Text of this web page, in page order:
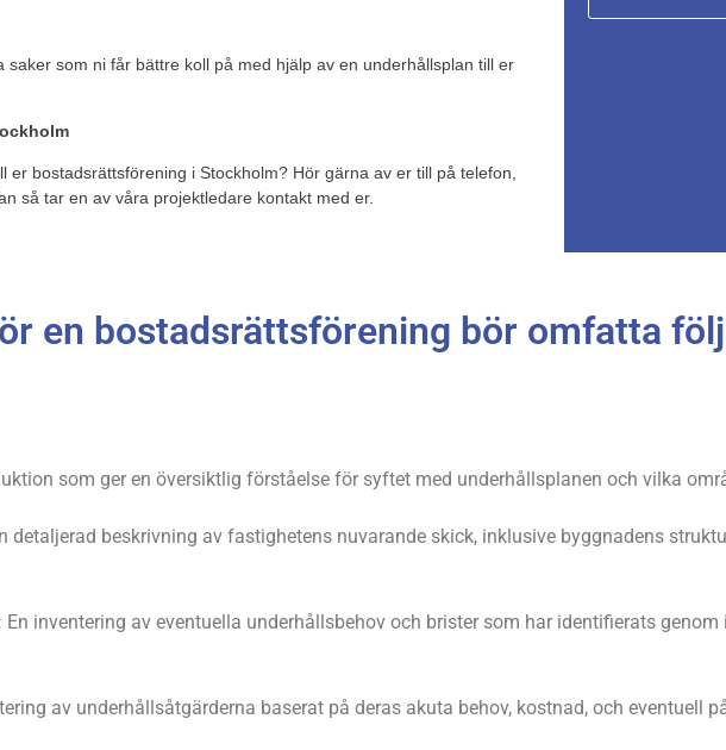
som ni får bättre koll på med hjälp av en underhållsplan till er
er bostadsrättsförening i Stockholm? Hör gärna av er till på telefon,
så tar en av våra projektledare kontakt med er.
en bostadsrättsförening bör omfatta
som ger en översiktlig förståelse för syftet med underhållsplanen och vilka
detaljerad beskrivning av fastighetens nuvarande skick, inklusive byggnadens
En inventering av eventuella underhållsbehov och brister som har identifierats
av underhållsåtgärderna baserat på deras akuta behov, kostnad, och eventuell